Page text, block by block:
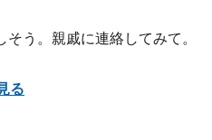
う。親戚に連絡してみて。
る